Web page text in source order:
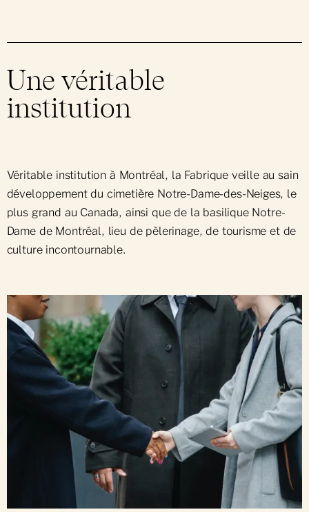
Une véritable
institution
Véritable institution à Montréal, la Fabrique veille au sain
développement du cimetière Notre-Dame-des-Neiges, le
plus grand au Canada, ainsi que de la basilique Notre-
Dame de Montréal, lieu de pèlerinage, de tourisme et de
culture incontournable.